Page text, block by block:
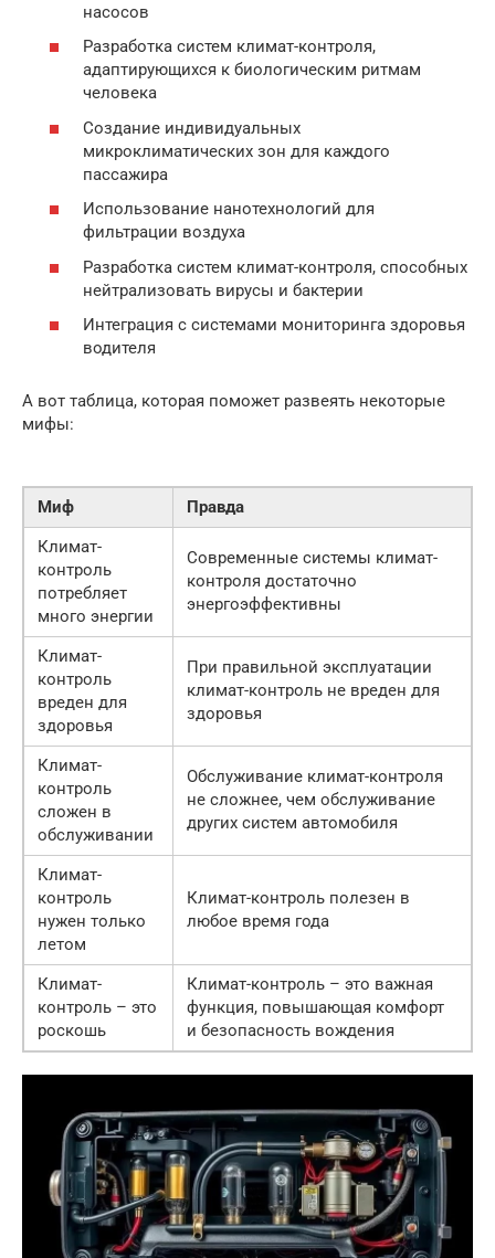
насосов
Разработка систем климат-контроля,
адаптирующихся к биологическим ритмам
человека
Создание индивидуальных
микроклиматических зон для каждого
пассажира
Использование нанотехнологий для
фильтрации воздуха
Разработка систем климат-контроля, способных
нейтрализовать вирусы и бактерии
Интеграция с системами мониторинга здоровья
водителя
А вот таблица, которая поможет развеять некоторые
мифы:
Миф
Правда
Климат-
контроль
потребляет
много энергии
Современные системы климат-
контроля достаточно
энергоэффективны
Климат-
контроль
вреден для
здоровья
При правильной эксплуатации
климат-контроль не вреден для
здоровья
Климат-
контроль
сложен в
обслуживании
Обслуживание климат-контроля
не сложнее, чем обслуживание
других систем автомобиля
Климат-
контроль
нужен только
летом
Климат-контроль полезен в
любое время года
Климат-
контроль – это
роскошь
Климат-контроль – это важная
функция, повышающая комфорт
и безопасность вождения